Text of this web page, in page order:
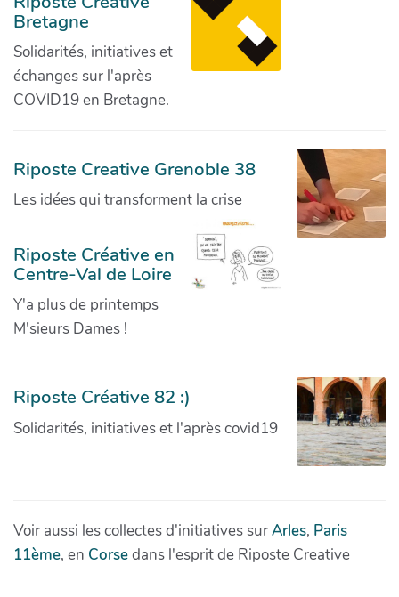
Bretagne
Solidarités, initiatives et
échanges sur l'après
COVID19 en Bretagne.
Riposte Creative Grenoble 38
Les idées qui transforment la crise
Riposte Créative en
Centre-Val de Loire
Y'a plus de printemps
M'sieurs Dames !
Riposte Créative 82 :)
Solidarités, initiatives et l'après covid19
Voir aussi les collectes d'initiatives surArles, Paris
11ème, en Corsedans l'esprit de Riposte Creative